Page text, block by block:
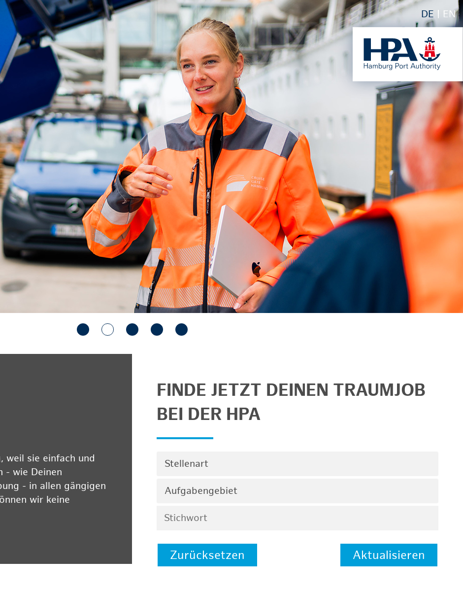
DE EN
Center der HPA
aller Verkehrsmeldungen im Hafen am
weil sie einfach und
- wie Deinen
- in allen gängigen
wir keine
FINDE JETZT DEINEN TRAUMJOB
BEI DER HPA
Stellenart
Aufgabengebiet
Zurücksetzen Aktualisieren